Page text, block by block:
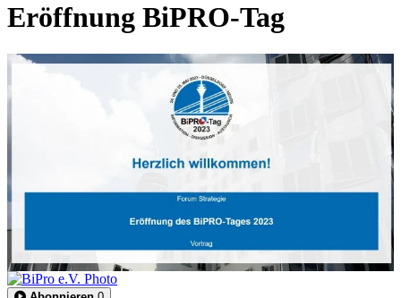
Eröffnung BiPRO-Tag
0:35:09